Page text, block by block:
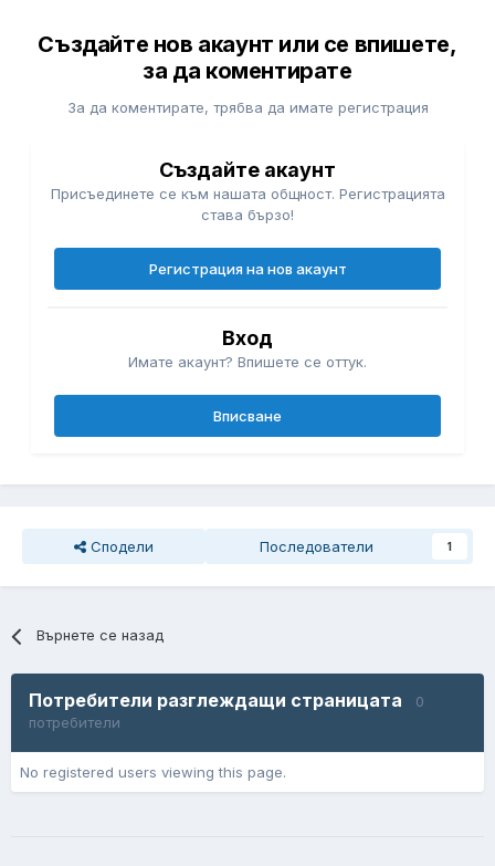
Създайте нов акаунт или се впишете,
за да коментирате
За да коментирате, трябва да имате регистрация
Създайте акаунт
Присъединете се към нашата общност. Регистрацията
става бързо!
Регистрация на нов акаунт
Вход
Имате акаунт? Впишете се оттук.
Вписване
Сподели Последователи 1
Върнете се назад
Потребители разглеждащи страницата
0
потребители
No registered users viewing this page.